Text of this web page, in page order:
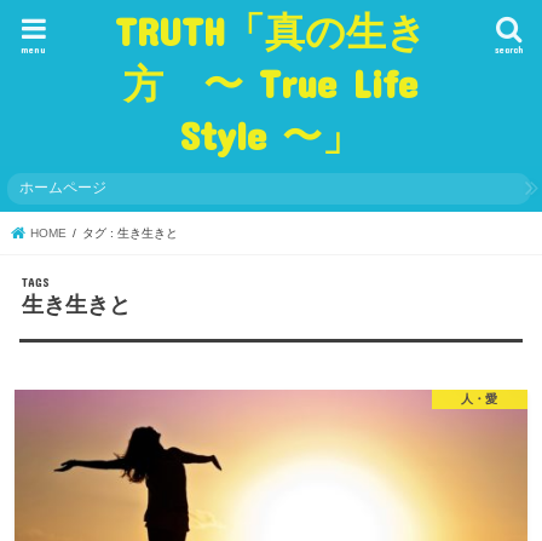
TRUTH「真の生き
方 〜 True Life
Style 〜」
search
menu
ホームページ
HOME タグ : 生き生きと
生き生きと
人・愛